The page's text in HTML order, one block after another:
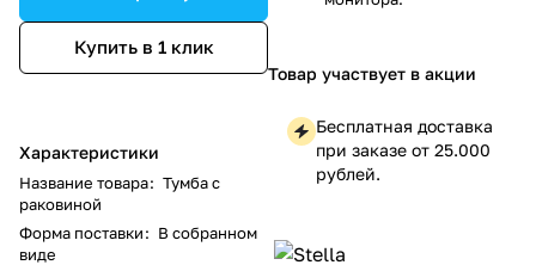
Купить в 1 клик
Характеристики
Название товара: Тумба с
раковиной
Форма поставки: В собранном
виде
Товар участвует в акции
Бесплатная доставка
при заказе от 25.000
рублей.